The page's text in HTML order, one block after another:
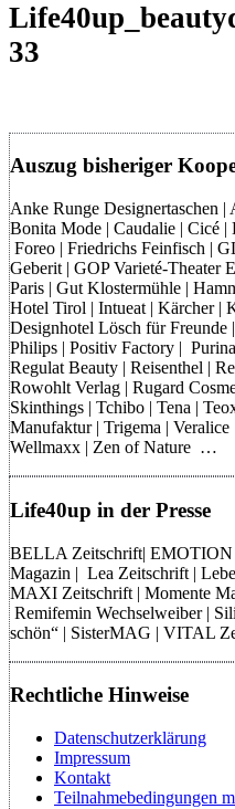
33
Auszug bisheriger
Anke Runge Designertaschen |
Bonita Mode | Caudalie | Cicé |
Foreo | Friedrichs Feinfisch |
Geberit | GOP Varieté-Theater
Paris | Gut Klostermühle |
Hotel Tirol | Intueat | Kärcher |
Designhotel Lösch für
Philips | Positiv Factory |
Regulat Beauty | Reisenthel |
Rowohlt Verlag | Rugard
Skinthings | Tchibo | Tena |
Manufaktur | Trigema |
Wellmaxx | Zen of Nature …
Life40up in der Presse
BELLA Zeitschrift| EMOTION
Magazin | Lea Zeitschrift |
MAXI Zeitschrift | Momente
Remifemin Wechselweiber |
schön“ | SisterMAG | VITAL
Rechtliche Hinweise
Datenschutzerklärung
Impressum
Kontakt
Teilnahmebedingungen